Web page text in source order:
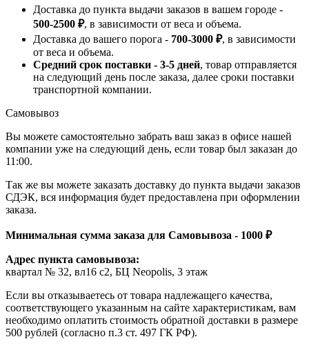
Доставка до пункта выдачи заказов в вашем городе -
500-2500 ₽, в зависимости от веса и объема.
Доставка до вашего порога - 700-3000 ₽, в зависимости
от веса и объема.
Средний срок поставки - 3-5 дней, товар отправляется
на следующий день после заказа, далее сроки поставки
транспортной компании.
Самовывоз
Вы можете самостоятельно забрать ваш заказ в офисе нашей
компании уже на следующий день, если товар был заказан до
11:00.
Так же вы можете заказать доставку до пункта выдачи заказов
СДЭК, вся информация будет предоставлена при оформлении
заказа.
Минимальная сумма заказа для Самовывоза - 1000 ₽
Адрес пункта самовывоза:
квартал № 32, вл16 с2, БЦ Neopolis, 3 этаж
Если вы отказываетесь от товара надлежащего качества,
соответствующего указанным на сайте характеристикам, вам
необходимо оплатить стоимость обратной доставки в размере
500 рублей (согласно п.3 ст. 497 ГК РФ).